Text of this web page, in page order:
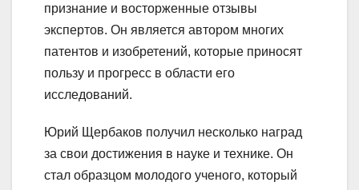
признание и восторженные отзывы
экспертов. Он является автором многих
патентов и изобретений, которые приносят
пользу и прогресс в области его
исследований.
Юрий Щербаков получил несколько наград
за свои достижения в науке и технике. Он
стал образцом молодого ученого, который